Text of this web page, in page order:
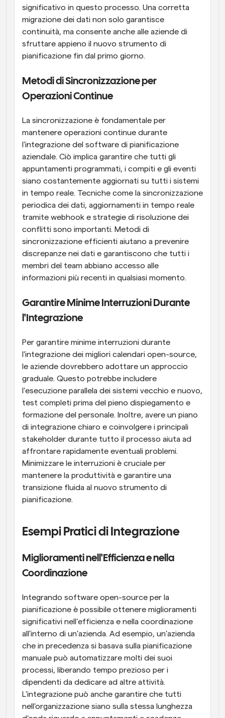
significativo in questo processo. Una corretta
migrazione dei dati non solo garantisce
continuità, ma consente anche alle aziende di
sfruttare appieno il nuovo strumento di
pianificazione fin dal primo giorno.
Metodi di Sincronizzazione per
Operazioni Continue
La sincronizzazione è fondamentale per
mantenere operazioni continue durante
l'integrazione del software di pianificazione
aziendale. Ciò implica garantire che tutti gli
appuntamenti programmati, i compiti e gli eventi
siano costantemente aggiornati su tutti i sistemi
in tempo reale. Tecniche come la sincronizzazione
periodica dei dati, aggiornamenti in tempo reale
tramite webhook e strategie di risoluzione dei
conflitti sono importanti. Metodi di
sincronizzazione efficienti aiutano a prevenire
discrepanze nei dati e garantiscono che tutti i
membri del team abbiano accesso alle
informazioni più recenti in qualsiasi momento.
Garantire Minime Interruzioni Durante
l'Integrazione
Per garantire minime interruzioni durante
l'integrazione dei migliori calendari open-source,
le aziende dovrebbero adottare un approccio
graduale. Questo potrebbe includere
l'esecuzione parallela dei sistemi vecchio e nuovo,
test completi prima del pieno dispiegamento e
formazione del personale. Inoltre, avere un piano
di integrazione chiaro e coinvolgere i principali
stakeholder durante tutto il processo aiuta ad
affrontare rapidamente eventuali problemi.
Minimizzare le interruzioni è cruciale per
mantenere la produttività e garantire una
transizione fluida al nuovo strumento di
pianificazione.
Esempi Pratici di Integrazione
Miglioramenti nell'Efficienza e nella
Coordinazione
Integrando software open-source per la
pianificazione è possibile ottenere miglioramenti
significativi nell'efficienza e nella coordinazione
all'interno di un'azienda. Ad esempio, un'azienda
che in precedenza si basava sulla pianificazione
manuale può automatizzare molti dei suoi
processi, liberando tempo prezioso per i
dipendenti da dedicare ad altre attività.
L'integrazione può anche garantire che tutti
nell'organizzazione siano sulla stessa lunghezza